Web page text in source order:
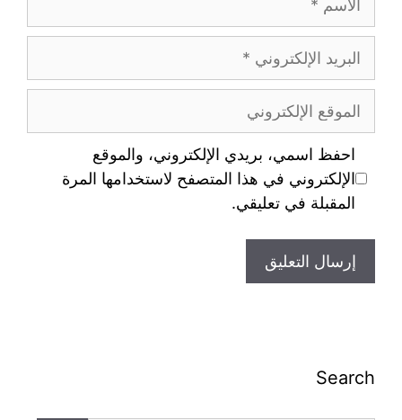
احفظ اسمي، بريدي الإلكتروني، والموقع
الإلكتروني في هذا المتصفح لاستخدامها المرة
المقبلة في تعليقي.
Search